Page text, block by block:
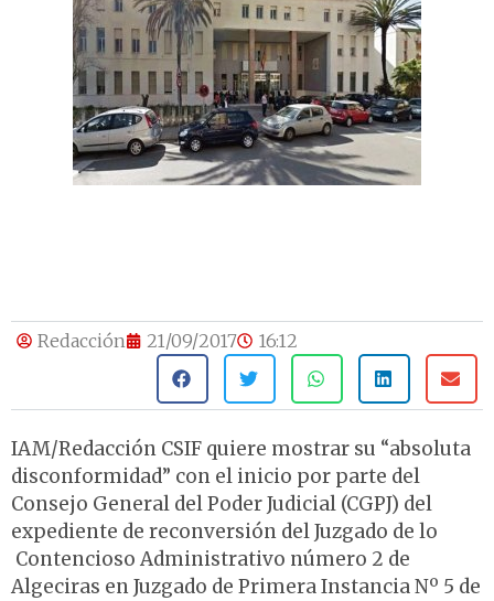
Redacción 21/09/2017 16:12
IAM/Redacción CSIF quiere mostrar su “absoluta
disconformidad” con el inicio por parte del
Consejo General del Poder Judicial (CGPJ) del
expediente de reconversión del Juzgado de lo
Contencioso Administrativo número 2 de
Algeciras en Juzgado de Primera Instancia Nº 5 de